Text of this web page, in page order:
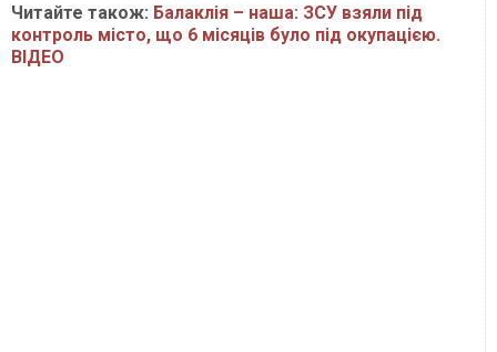
Читайте також: Балаклія – наша: ЗСУ взяли під
контроль місто, що 6 місяців було під окупацією.
ВІДЕО